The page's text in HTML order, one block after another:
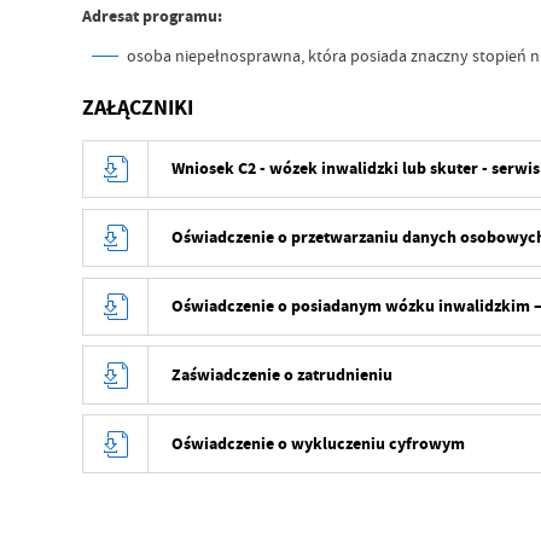
Adresat programu:
osoba niepełnosprawna, która posiada znaczny stopień
ZAŁĄCZNIKI
Wniosek C2 - wózek inwalidzki lub skuter - serwis
Oświadczenie o przetwarzaniu danych
Oświadczenie o posiadanym wózku inwalidzkim
Zaświadczenie o zatrudnieniu
Oświadczenie o wykluczeniu cyfrowym